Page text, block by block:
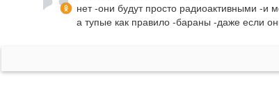
нет -они будут просто радиоактивными -и
а тупые как правило -бараны -даже если